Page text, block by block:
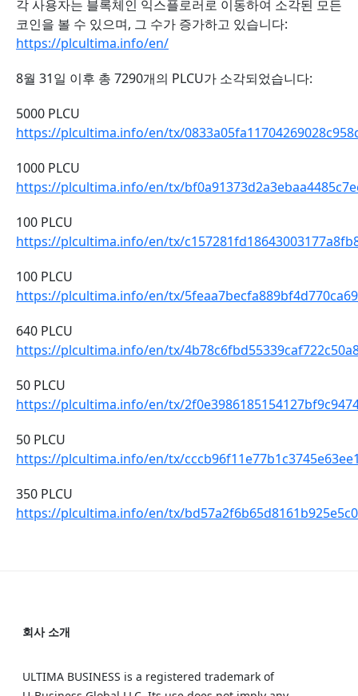
각 사용자는 블록체인 익스플로러로 이동하여 소각된 모든
코인을 볼 수 있으며, 그 수가 증가하고 있습니다:
https://plcultima.info/en/
8월 31일 이후 총 7290개의 PLCU가 소각되었습니다:
5000 PLCU
https://plcultima.info/en/tx/
1000 PLCU
https://plcultima.info/en/tx/
100 PLCU
https://plcultima.info/en/tx/
100 PLCU
https://plcultima.info/en/tx/
640 PLCU
https://plcultima.info/en/tx/
50 PLCU
https://plcultima.info/en/tx/
50 PLCU
https://plcultima.info/en/tx/
350 PLCU
https://plcultima.info/en/tx/
회사 소개
ULTIMA BUSINESS is a registered trademark of